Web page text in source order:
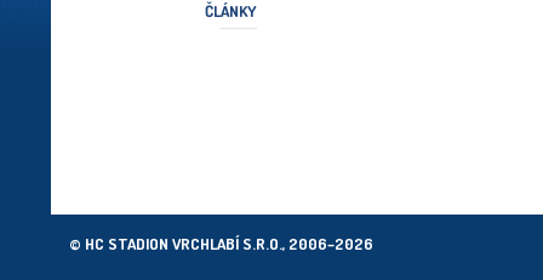
ČLÁNKY
© HC STADION VRCHLABÍ S.R.O., 2006–2026